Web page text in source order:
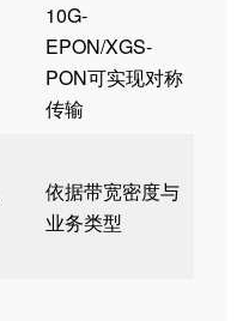
10G-
EPON/XGS-
PON可实现对称
传输
依据带宽密度与
业务类型